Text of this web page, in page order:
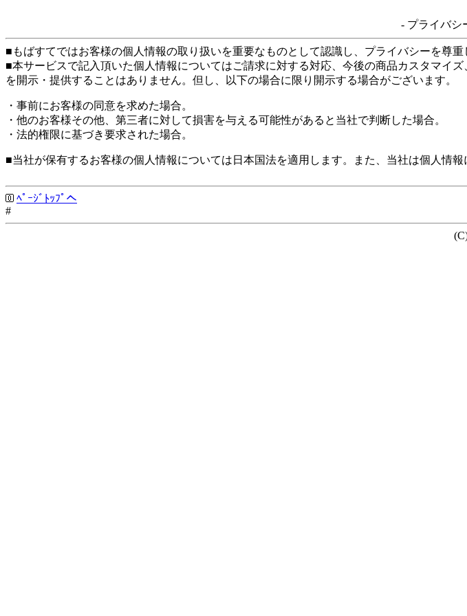
- プライバシ
■もばすてではお客様の個人情報の取り扱いを重要なものとして認識し、プライバシーを尊
■本サービスで記入頂いた個人情報についてはご請求に対する対応、今後の商品カスタマイ
を開示・提供することはありません。但し、以下の場合に限り開示する場合がございます。
・事前にお客様の同意を求めた場合。
・他のお客様その他、第三者に対して損害を与える可能性があると当社で判断した場合。
・法的権限に基づき要求された場合。
■当社が保有するお客様の個人情報については日本国法を適用します。また、当社は個人情
ﾍﾟｰｼﾞﾄｯﾌﾟへ
#